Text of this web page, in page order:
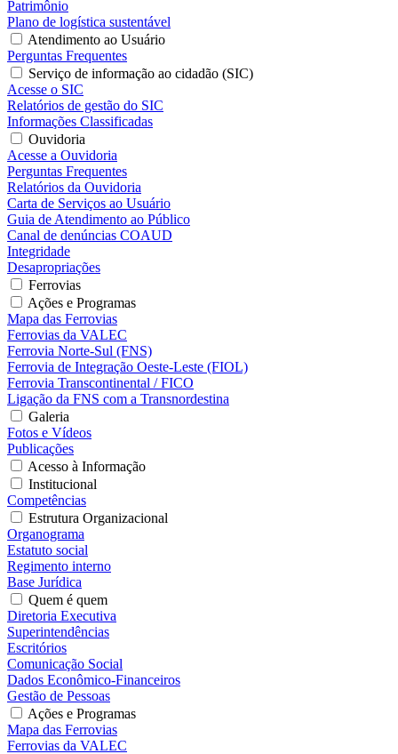
Patrimônio
Plano de logística sustentável
Atendimento ao Usuário
Perguntas Frequentes
Serviço de informação ao cidadão (SIC)
Acesse o SIC
Relatórios de gestão do SIC
Informações Classificadas
Ouvidoria
Acesse a Ouvidoria
Perguntas Frequentes
Relatórios da Ouvidoria
Carta de Serviços ao Usuário
Guia de Atendimento ao Público
Canal de denúncias COAUD
Integridade
Desapropriações
Ferrovias
Ações e Programas
Mapa das Ferrovias
Ferrovias da VALEC
Ferrovia Norte-Sul (FNS)
Ferrovia de Integração Oeste-Leste (FIOL)
Ferrovia Transcontinental / FICO
Ligação da FNS com a Transnordestina
Galeria
Fotos e Vídeos
Publicações
Acesso à Informação
Institucional
Competências
Estrutura Organizacional
Organograma
Estatuto social
Regimento interno
Base Jurídica
Quem é quem
Diretoria Executiva
Superintendências
Escritórios
Comunicação Social
Dados Econômico-Financeiros
Gestão de Pessoas
Ações e Programas
Mapa das Ferrovias
Ferrovias da VALEC